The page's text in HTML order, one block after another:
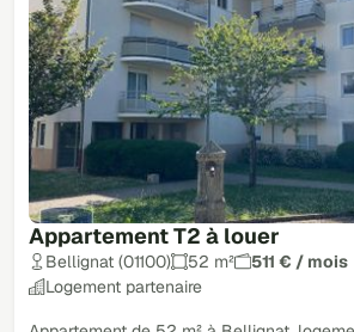
Appartement T2 à louer
Bellignat (01100) 52 m²
511 € / mois
Logement partenaire